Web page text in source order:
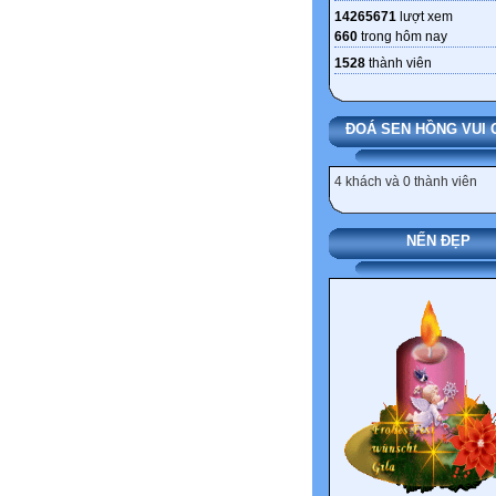
14265671 lượt xem
660 trong hôm nay
1528 thành viên
ĐOÁ SEN HỒNG VUI
4 khách và 0 thành viên
NẾN ĐẸP